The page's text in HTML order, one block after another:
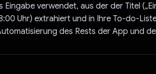
Eingabe verwendet, aus der der Titel
Uhr) extrahiert und in Ihre To-do-
des Rests der App und